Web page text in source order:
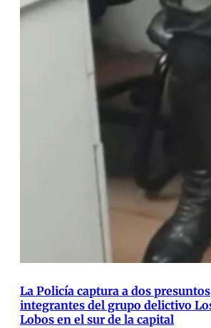
La Policía captura a dos presuntos
integrantes del grupo delictivo
Lobos en el sur de la capital